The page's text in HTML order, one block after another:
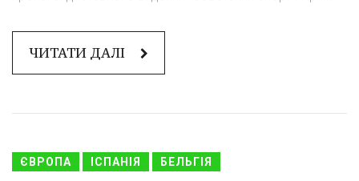
ЧИТАТИ ДАЛІ
ЄВРОПА ІСПАНІЯ БЕЛЬГІЯ